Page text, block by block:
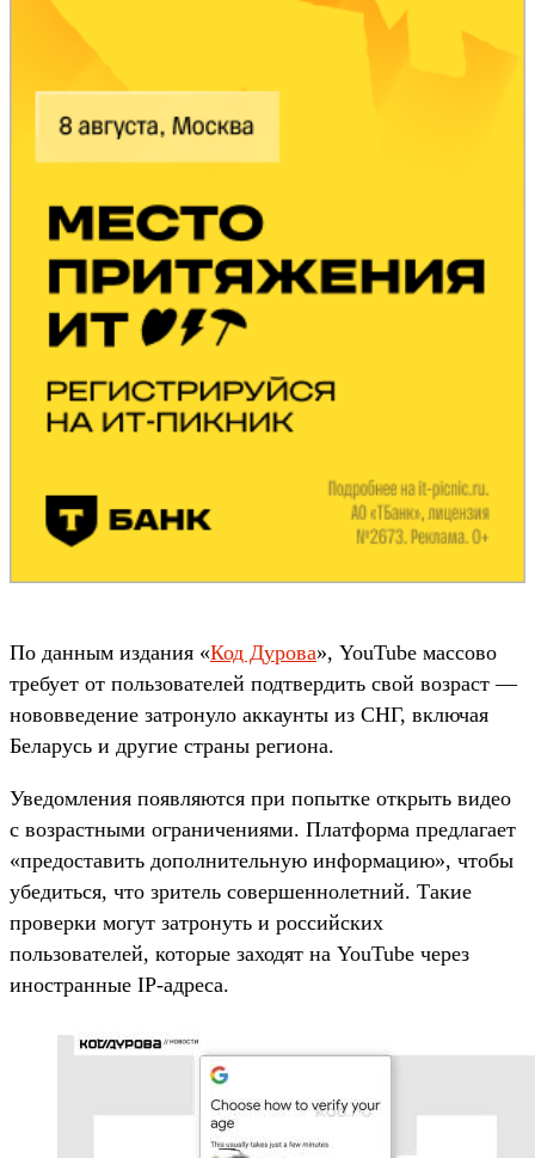
По данным издания «Код Дурова», YouTube массово
требует от пользователей подтвердить свой возраст —
нововведение затронуло аккаунты из СНГ, включая
Беларусь и другие страны региона.
Уведомления появляются при попытке открыть видео
с возрастными ограничениями. Платформа предлагает
«предоставить дополнительную информацию», чтобы
убедиться, что зритель совершеннолетний. Такие
проверки могут затронуть и российских
пользователей, которые заходят на YouTube через
иностранные IP-адреса.